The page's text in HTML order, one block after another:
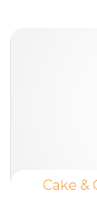
Cake &